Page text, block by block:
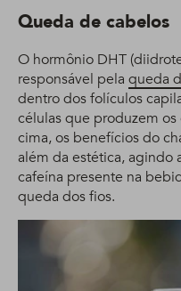
Queda de cabelos
O hormônio DHT
responsável pela queda
dentro dos folículos
células que produzem
cima, os benefícios do
além da estética, agindo
cafeína presente na
queda dos fios.